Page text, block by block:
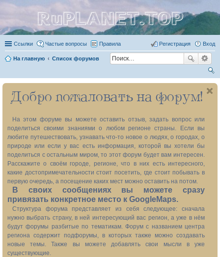
RuPLANET.TOP
Ссылки Частые вопросы Правила Вход
Регистрация
На главную Список форумов
ои
ск
Добро пожаловать на форум!
На этом форуме вы можете оставить отзыв, задать вопрос или
поделиться своими знаниями о любом регионе страны. Если вы
любите путешествовать, узнавать что-то новое о людях, о городах, о
природе или если у вас есть информация, которой вы хотели бы
поделиться с остальным миром, то этот форум будет вам интересен.
Расскажите о своём городе, регионе, что в них есть интересного,
какие достопримечательности стоит посетить, где стоит побывать в
первую очередь, а посещение каких мест можно оставить на потом.
В своих сообщениях вы можете сразу
привязать конкретное место к GoogleMaps.
Структура форума представляет из себя следующее: сначала
нужно выбрать страну, в ней интересующий вас регион, а уже в нём
будут форумы разбитые по тематикам. Форум с названием центра
региона содержит подфорумы, в которых также можно создавать
новые темы. Также вы можете добавлять свои мысли в уже
существующие.